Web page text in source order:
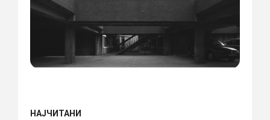
НАЈЧИТАНИ